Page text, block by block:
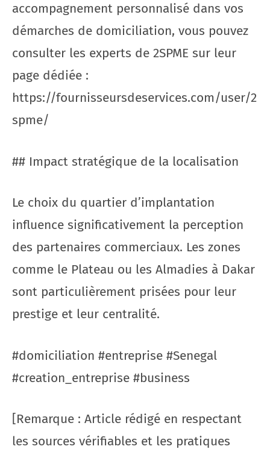
accompagnement personnalisé dans vos
démarches de domiciliation, vous pouvez
consulter les experts de 2SPME sur leur
page dédiée :
https://fournisseursdeservices.com/user/2
spme/
## Impact stratégique de la localisation
Le choix du quartier d’implantation
influence significativement la perception
des partenaires commerciaux. Les zones
comme le Plateau ou les Almadies à Dakar
sont particulièrement prisées pour leur
prestige et leur centralité.
#domiciliation #entreprise #Senegal
#creation_entreprise #business
[Remarque : Article rédigé en respectant
les sources vérifiables et les pratiques